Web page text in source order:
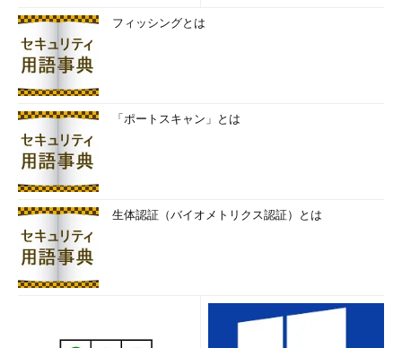
▼
Windows Updateのトラブルシューティングツールを実行
する（その3）
の画面。ここで、すぐに［次へ］ボタンをクリック
フィッシングとは
「ポートスキャン」とは
生体認証（バイオメトリクス認証）とは